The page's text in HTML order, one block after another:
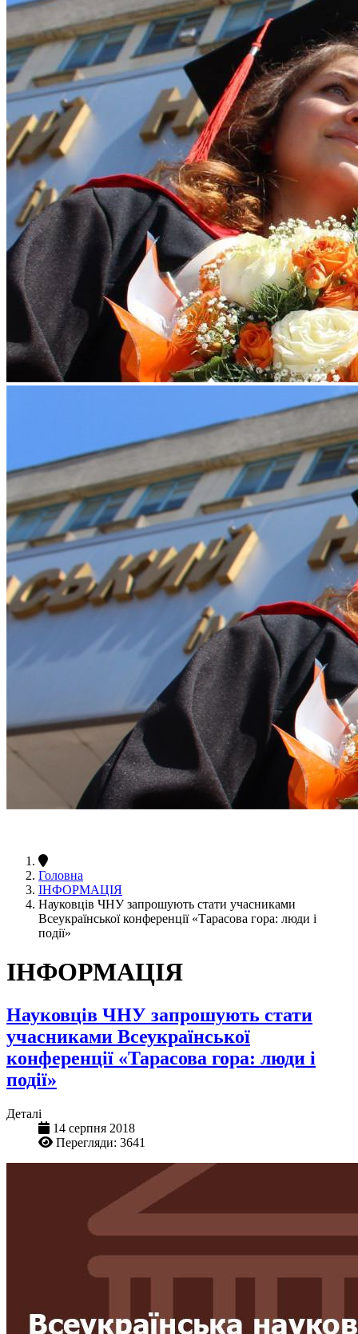
Головна
ІНФОРМАЦІЯ
Науковців ЧНУ запрошують стати учасниками
Всеукраїнської конференції «Тарасова гора: люди і
події»
ІНФОРМАЦІЯ
Науковців ЧНУ запрошують стати
учасниками Всеукраїнської
конференції «Тарасова гора: люди і
події»
Деталі
14 серпня 2018
Перегляди: 3641